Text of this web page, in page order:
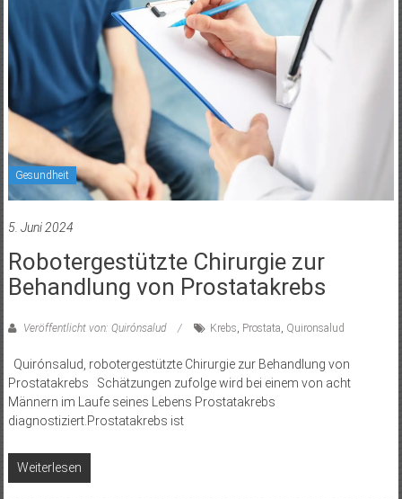
Gesundheit
5. Juni 2024
Robotergestützte Chirurgie zur
Behandlung von Prostatakrebs
Veröffentlicht von: Quirónsalud Krebs, Prostata, Quironsalud
Quirónsalud, robotergestützte Chirurgie zur Behandlung von
Prostatakrebs Schätzungen zufolge wird bei einem von acht
Männern im Laufe seines Lebens Prostatakrebs
diagnostiziert.Prostatakrebs ist
Weiterlesen